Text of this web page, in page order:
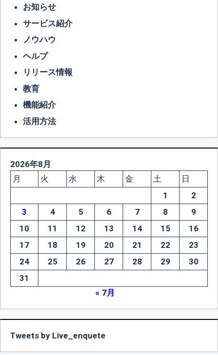
お知らせ
サービス紹介
ノウハウ
ヘルプ
リリース情報
教育
機能紹介
活用方法
2026年8月
月
火 水 木 金 土
日
1
2
3
4 5 6 7 8
9
10
11 12 13 14 15
16
17
18 19 20 21 22
23
24
25 26 27 28 29
30
31
« 7月
Tweets by Live_enquete